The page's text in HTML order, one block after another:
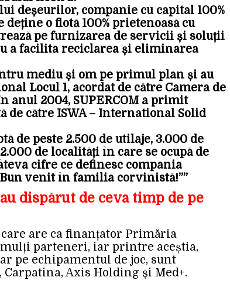
deșeurilor, companie cu capital 100%
o flotă 100% prietenoasă cu
pe furnizarea de servicii și soluții
a facilita reciclarea și eliminarea
mediu și om pe primul plan și au
Locul 1, acordat de către Camera de
anul 2004, SUPERCOM a primit
de către ISWA – International Solid
de peste 2.500 de utilaje, 3.000 de
de localități în care se ocupă de
cifre ce definesc compania
venit în familia corvinistă!””
dispărut de ceva timp de pe
are ca finanțator Primăria
parteneri, iar printre aceștia,
pe echipamentul de joc, sunt
Axis Holding și Med+.